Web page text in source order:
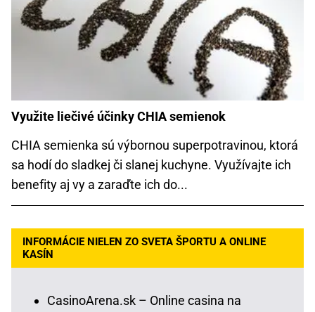
Využite liečivé účinky CHIA semienok
CHIA semienka sú výbornou superpotravinou, ktorá
sa hodí do sladkej či slanej kuchyne. Využívajte ich
benefity aj vy a zaraďte ich do...
INFORMÁCIE NIELEN ZO SVETA ŠPORTU A ONLINE
KASÍN
CasinoArena.sk – Online casina na